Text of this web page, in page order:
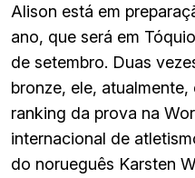
Alison está em
ano, que será em
de setembro. Duas
bronze, ele,
ranking da prova na
internacional de
do norueguês Karsten